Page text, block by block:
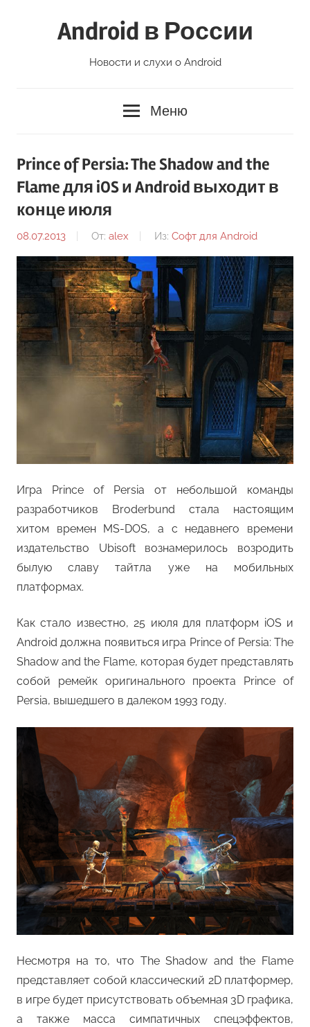
Android в России
Новости и слухи о Android
Меню
Prince of Persia: The Shadow and the
Flame для iOS и Android выходит в
конце июля
08.07.2013 От: alex Из: Софт для Android
Игра Prince of Persia от небольшой команды
разработчиков Broderbund стала настоящим
хитом времен MS-DOS, а с недавнего времени
издательство Ubisoft вознамерилось возродить
былую славу тайтла уже на мобильных
платформах.
Как стало известно, 25 июля для платформ iOS и
Android должна появиться игра Prince of Persia: The
Shadow and the Flame, которая будет представлять
собой ремейк оригинального проекта Prince of
Persia, вышедшего в далеком 1993 году.
Несмотря на то, что The Shadow and the Flame
представляет собой классический 2D платформер,
в игре будет присутствовать объемная 3D графика,
а также масса симпатичных спецэффектов,